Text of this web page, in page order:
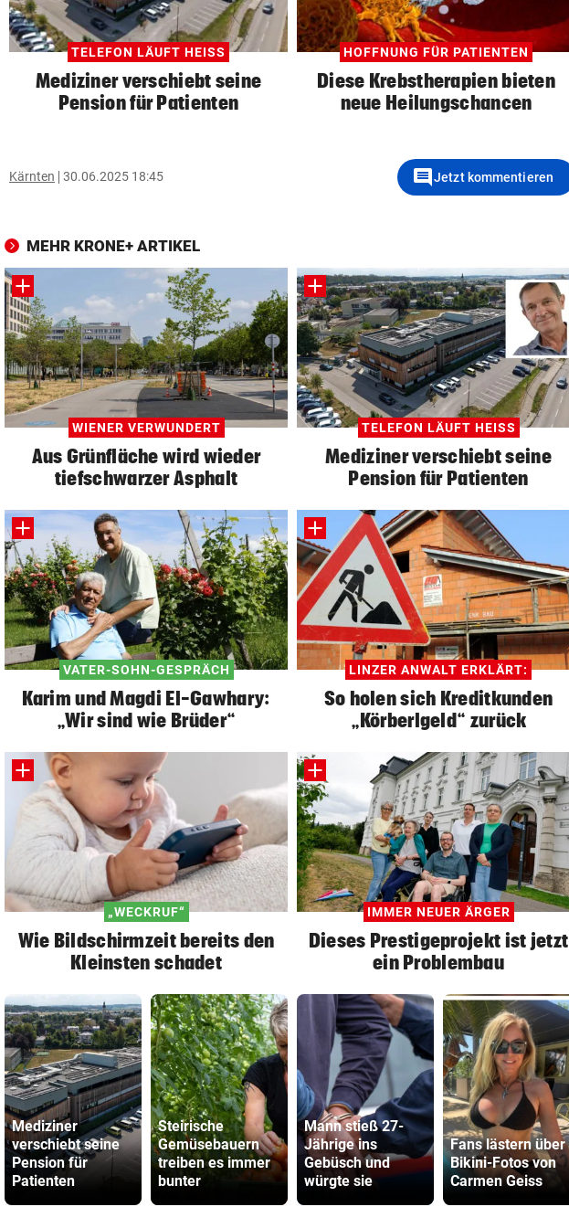
TELEFON LÄUFT HEISS
Mediziner verschiebt seine
Pension für Patienten
HOFFNUNG FÜR PATIENTEN
Diese Krebstherapien bieten
neue Heilungschancen
Kärnten 30.06.2025 18:45 commentJetzt kommentieren
MEHR KRONE+ ARTIKEL
WIENER VERWUNDERT
Aus Grünfläche wird wieder
tiefschwarzer Asphalt
TELEFON LÄUFT HEISS
Mediziner verschiebt seine
Pension für Patienten
VATER-SOHN-GESPRÄCH
Karim und Magdi El-Gawhary:
„Wir sind wie Brüder“
LINZER ANWALT ERKLÄRT:
So holen sich Kreditkunden
„Körberlgeld“ zurück
„WECKRUF“
Wie Bildschirmzeit bereits den
Kleinsten schadet
IMMER NEUER ÄRGER
Dieses Prestigeprojekt ist jetzt
ein Problembau
Mediziner
verschiebt seine
Pension für
Patienten
Steirische
Gemüsebauern
treiben es immer
bunter
Mann stieß 27-
Jährige ins
Gebüsch und
würgte sie
Fans lästern über
Bikini-Fotos von
Carmen Geiss